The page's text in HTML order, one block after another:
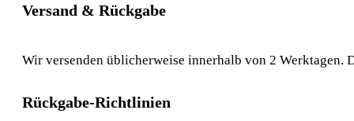
Versand & Rückgabe
Wir versenden üblicherweise innerhalb von 2 Werktagen.
Rückgabe-Richtlinien